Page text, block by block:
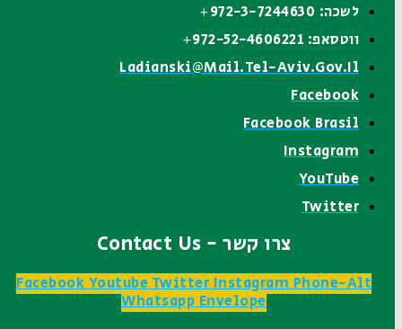
לשכה: 972-3-7244630+
ווטסאפ: 972-52-4606221+
Ladianski@mail.tel-Aviv.gov.il
Facebook
Facebook Brasil
Instagram
YouTube
Twitter
צרו קשר - Contact Us
FacebookYoutubeTwitterInstagramPhone-Alt
WhatsappEnvelope